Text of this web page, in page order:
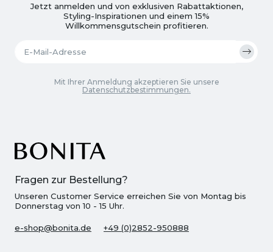
Fragen zur Bestellung?
Unseren Customer Service erreichen Sie von Montag bis
Donnerstag von 10 - 15 Uhr.
e-shop@bonita.de +49 (0)2852-950888
Jetzt anmelden und von exklusiven Rabattaktionen,
Styling-Inspirationen und einem 15%
Willkommensgutschein profitieren.
Mit Ihrer Anmeldung akzeptieren Sie unsere
Datenschutzbestimmungen.